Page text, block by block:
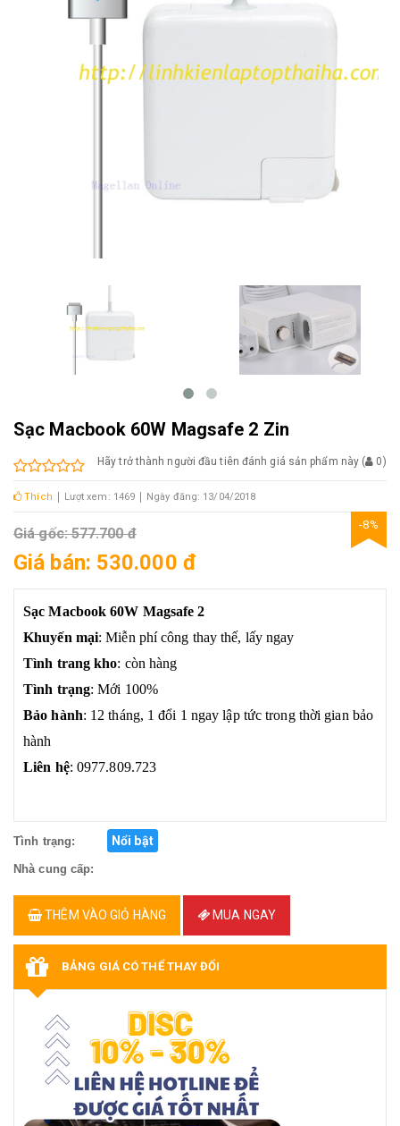
Sạc Macbook 60W Magsafe 2 Zin
Hãy trở thành người đầu tiên đánh giá sản phẩm này ( 0)
Thích Lượt xem: 1469 Ngày đăng: 13/04/2018
Giá gốc: 577.700 đ
Giá bán: 530.000 đ
-8%
Sạc Macbook 60W Magsafe 2
Khuyến mại: Miễn phí công thay thế, lấy ngay
Tình trang kho: còn hàng
Tình trạng: Mới 100%
Bảo hành: 12 tháng, 1 đổi 1 ngay lập tức trong thời gian bảo
hành
Liên hệ: 0977.809.723
Tình trạng: Nổi bật
Nhà cung cấp:
THÊM VÀO GIỎ HÀNG MUA NGAY
BẢNG GIÁ CÓ THỂ THAY ĐỔI